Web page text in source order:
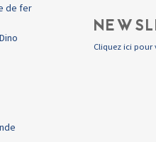
de fer
Cliquez ici pour